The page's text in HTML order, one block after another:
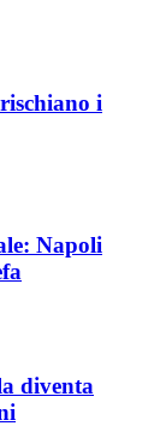
i
Napoli
diventa